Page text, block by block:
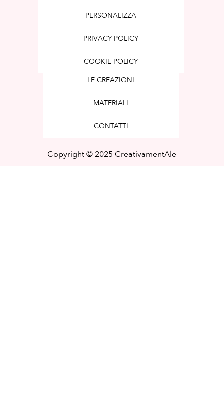
PERSONALIZZA
PRIVACY POLICY
COOKIE POLICY
LE CREAZIONI
MATERIALI
CONTATTI
Copyright © 2025 CreativamentAle